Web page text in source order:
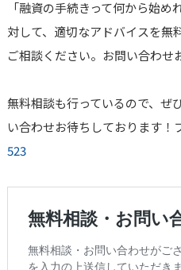
「融資の手続きって何から始
対して、適切なアドバイスを無
ご相談ください。お問い合わせ
無料相談も行っているので、ぜ
い合わせお待ちしております
523